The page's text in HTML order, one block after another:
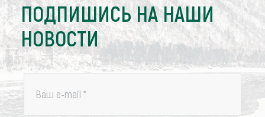
ПОДПИШИСЬ НА НАШИ
НОВОСТИ
Ваш e-mail *